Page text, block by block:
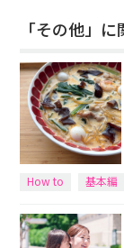
「その他」
How to 基本編